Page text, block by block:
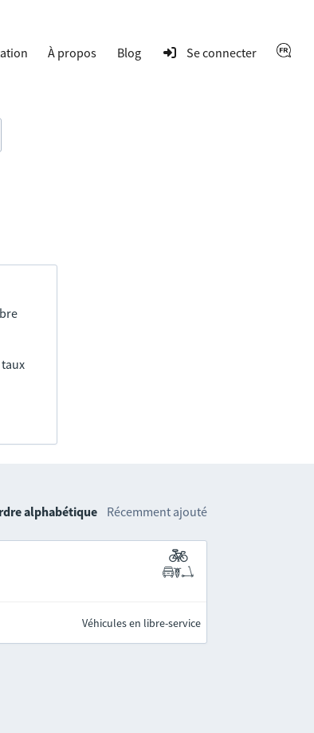
À propos Blog Se connecter
alphabétique Récemment ajouté
Véhicules en libre-service